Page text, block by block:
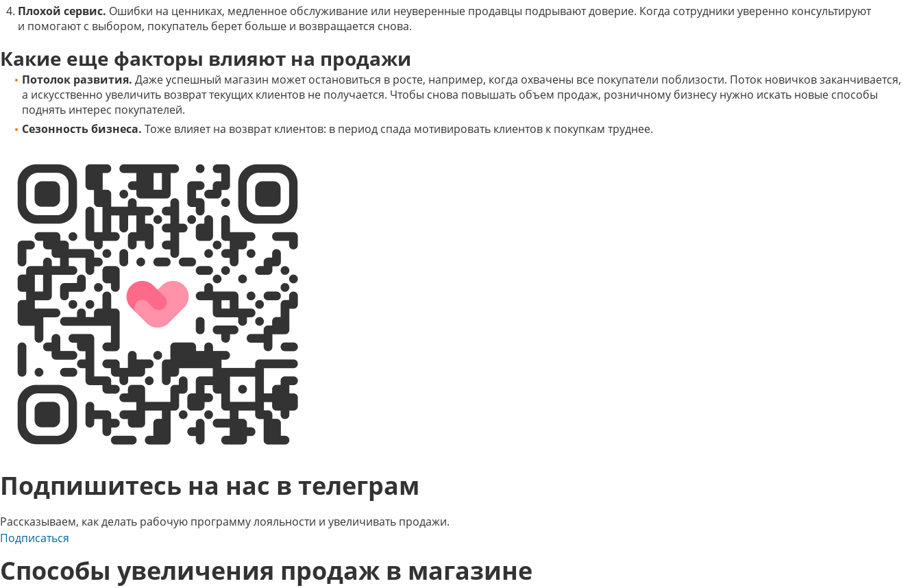
Плохой сервис. Ошибки на ценниках, медленное обслуживание или неуверенные продавцы подрывают доверие. Когда сотрудники уверенно консультируют
и помогают с выбором, покупатель берет больше и возвращается снова.
Какие еще факторы влияют на продажи
Потолок развития. Даже успешный магазин может остановиться в росте, например, когда охвачены все покупатели поблизости. Поток новичков заканчивается,
а искусственно увеличить возврат текущих клиентов не получается. Чтобы снова повышать объем продаж, розничному бизнесу нужно искать новые способы
поднять интерес покупателей.
Сезонность бизнеса. Тоже влияет на возврат клиентов: в период спада мотивировать клиентов к покупкам труднее.
Подпишитесь на нас в телеграм
Рассказываем, как делать рабочую программу лояльности и увеличивать продажи.
Подписаться
Способы увеличения продаж в магазине